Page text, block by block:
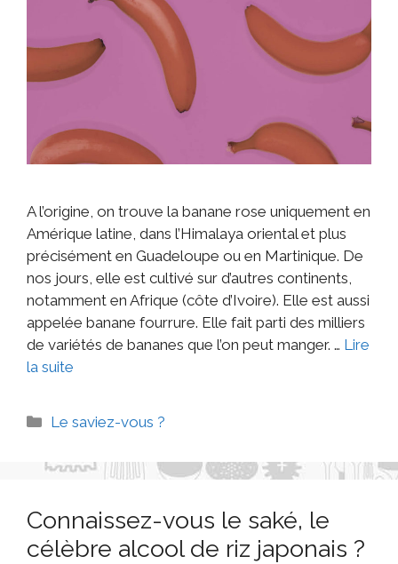
A l’origine, on trouve la banane rose uniquement en
Amérique latine, dans l’Himalaya oriental et plus
précisément en Guadeloupe ou en Martinique. De
nos jours, elle est cultivé sur d’autres continents,
notamment en Afrique (côte d’Ivoire). Elle est aussi
appelée banane fourrure. Elle fait parti des milliers
de variétés de bananes que l’on peut manger. … Lire
la suite
Le saviez-vous ?
Connaissez-vous le saké, le
célèbre alcool de riz japonais ?